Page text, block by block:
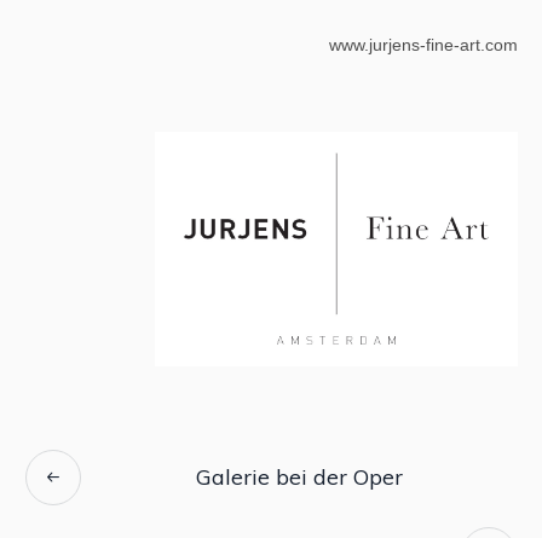
www.jurjens-fine-art.com
Galerie bei der Oper